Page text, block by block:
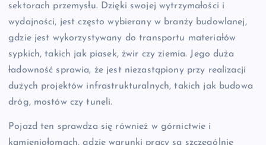
sektorach przemysłu. Dzięki swojej wytrzymałości i
wydajności, jest często wybierany w branży budowlanej,
gdzie jest wykorzystywany do transportu materiałów
sypkich, takich jak piasek, żwir czy ziemia. Jego duża
ładowność sprawia, że jest niezastąpiony przy realizacji
dużych projektów infrastrukturalnych, takich jak budowa
dróg, mostów czy tuneli.
Pojazd ten sprawdza się również w górnictwie i
kamieniołomach, gdzie warunki pracy są szczególnie